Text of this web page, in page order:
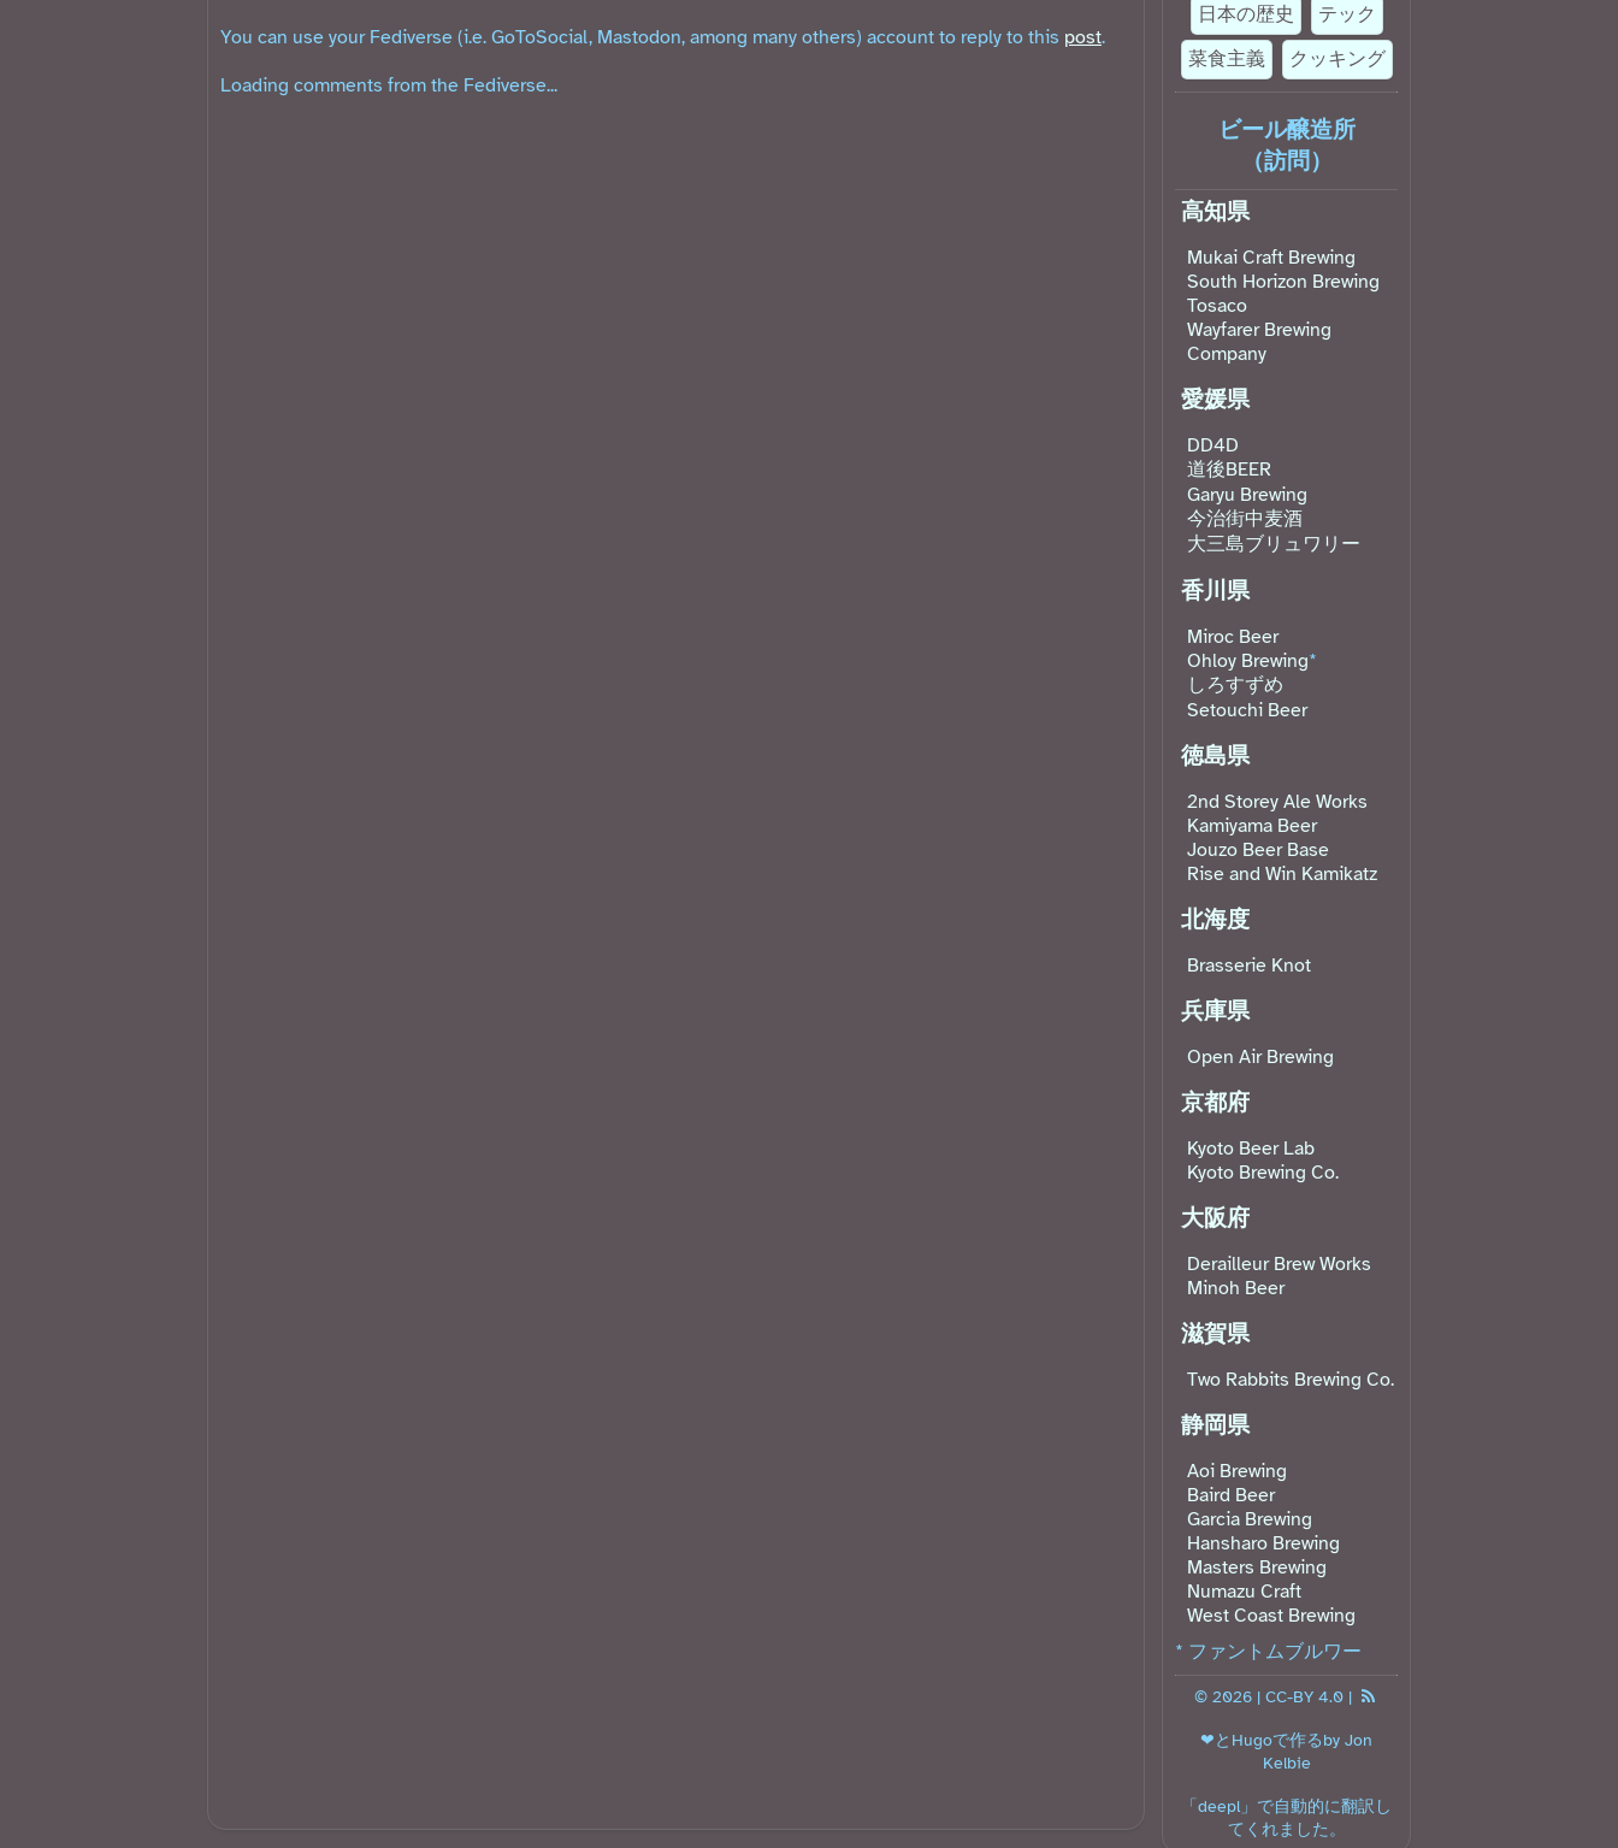
You can use your Fediverse (i.e. GoToSocial, Mastodon, among many others) account to reply to this post.
Loading comments from the Fediverse...
日本の歴史
テック
菜食主義
クッキング
ビール醸造所
（訪問）
高知県
Mukai Craft Brewing
South Horizon Brewing
Tosaco
Wayfarer Brewing
Company
愛媛県
DD4D
道後BEER
Garyu Brewing
今治街中麦酒
大三島ブリュワリー
香川県
Miroc Beer
Ohloy Brewing*
しろすずめ
Setouchi Beer
徳島県
2nd Storey Ale Works
Kamiyama Beer
Jouzo Beer Base
Rise and Win Kamikatz
北海度
Brasserie Knot
兵庫県
Open Air Brewing
京都府
Kyoto Beer Lab
Kyoto Brewing Co.
大阪府
Derailleur Brew Works
Minoh Beer
滋賀県
Two Rabbits Brewing Co.
静岡県
Aoi Brewing
Baird Beer
Garcia Brewing
Hansharo Brewing
Masters Brewing
Numazu Craft
West Coast Brewing
* ファントムブルワー
© 2026 | CC-BY 4.0|
❤と Hugoで作るby Jon
Kelbie󠁧󠁢󠁳󠁣󠁴󠁿
「deepl 」で自動的に翻訳し
てくれました。